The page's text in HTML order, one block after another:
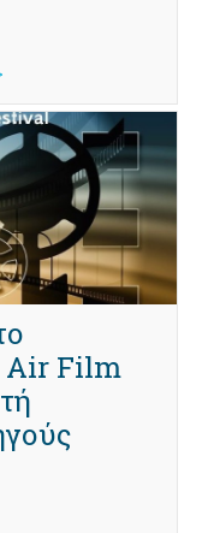
Air Film